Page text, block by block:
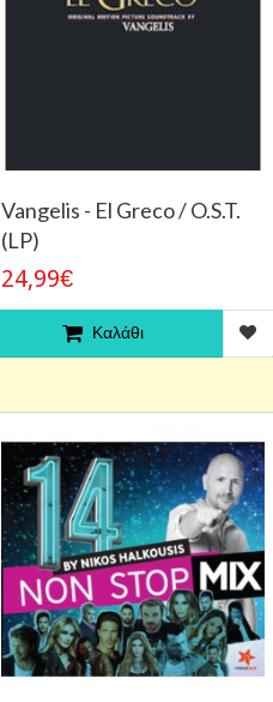
Vangelis - El Greco / O.S.T.
(LP)
24,99€
Καλάθι